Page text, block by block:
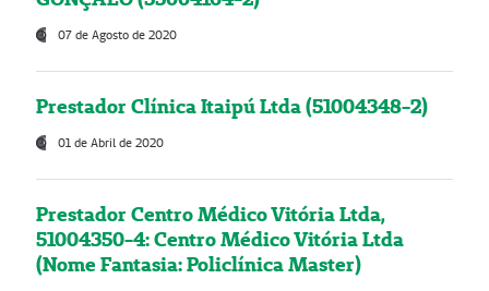
07 de Agosto de 2020
Prestador Clínica Itaipú Ltda (51004348-2)
01 de Abril de 2020
Prestador Centro Médico Vitória Ltda,
51004350-4: Centro Médico Vitória Ltda
(Nome Fantasia: Policlínica Master)